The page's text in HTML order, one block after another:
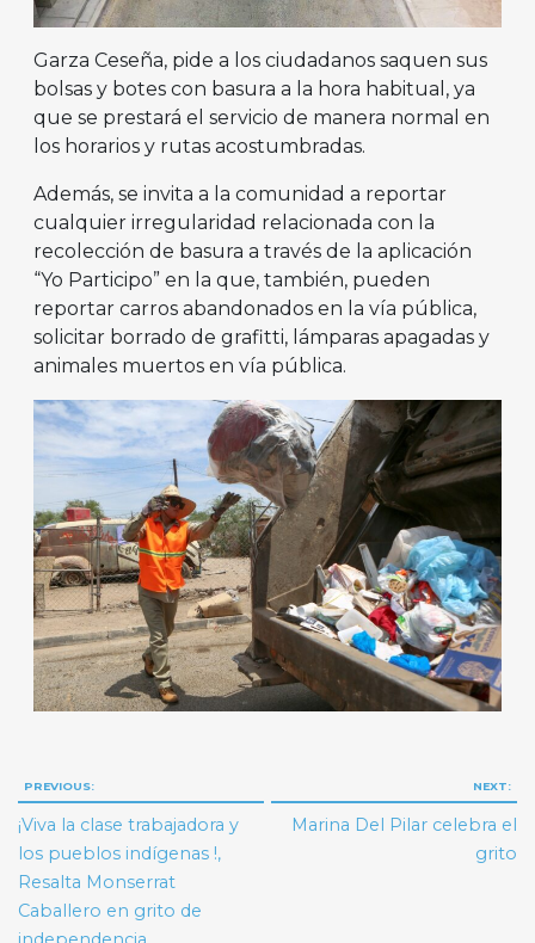
Garza Ceseña, pide a los ciudadanos saquen sus
bolsas y botes con basura a la hora habitual, ya
que se prestará el servicio de manera normal en
los horarios y rutas acostumbradas.
Además, se invita a la comunidad a reportar
cualquier irregularidad relacionada con la
recolección de basura a través de la aplicación
“Yo Participo” en la que, también, pueden
reportar carros abandonados en la vía pública,
solicitar borrado de grafitti, lámparas apagadas y
animales muertos en vía pública.
Navegación
de
entradas
PREVIOUS:
¡Viva la clase trabajadora y
los pueblos indígenas !,
Resalta Monserrat
Caballero en grito de
NEXT:
Marina Del Pilar celebra el
grito